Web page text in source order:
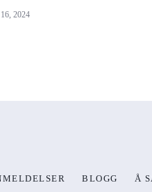
2024
BLOGG Å